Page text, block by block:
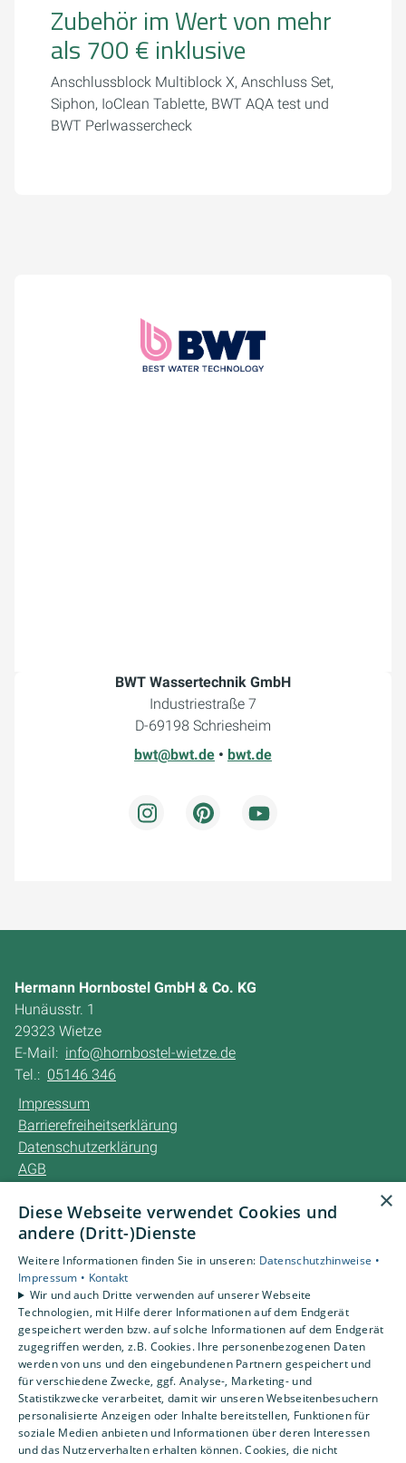
Zubehör im Wert von mehr
als 700 € inklusive
Anschlussblock Multiblock X, Anschluss Set,
Siphon, IoClean Tablette, BWT AQA test und
BWT Perlwassercheck
BWT Wassertechnik GmbH
Industriestraße 7
D-69198 Schriesheim
bwt@bwt.de • bwt.de
Hermann Hornbostel GmbH & Co. KG
Hunäusstr. 1
29323 Wietze
E-Mail: info@hornbostel-wietze.de
Tel.: 05146 346
Impressum
Barrierefreiheitserklärung
Datenschutzerklärung
AGB
Unsere Bereiche
Privatkunden
Karriere
Unternehmen
Kontakt
Um externe HTML-Inhalte anzuzeigen, benötigen wir
Ihre Einwilligung.
Weitere Informationen finden Sie in unserer
Datenschutzerklärung.
×
Diese Webseite verwendet Cookies und
andere (Dritt-)Dienste
Weitere Informationen finden Sie in unseren: Datenschutzhinweise •
Impressum • Kontakt
Wir und auch Dritte verwenden auf unserer Webseite
Technologien, mit Hilfe derer Informationen auf dem Endgerät
gespeichert werden bzw. auf solche Informationen auf dem Endgerät
zugegriffen werden, z.B. Cookies. Ihre personenbezogenen Daten
werden von uns und den eingebundenen Partnern gespeichert und
für verschiedene Zwecke, ggf. Analyse-, Marketing- und
Statistikzwecke verarbeitet, damit wir unseren Webseitenbesuchern
personalisierte Anzeigen oder Inhalte bereitstellen, Funktionen für
soziale Medien anbieten und Informationen über deren Interessen
und das Nutzerverhalten erhalten können. Cookies, die nicht